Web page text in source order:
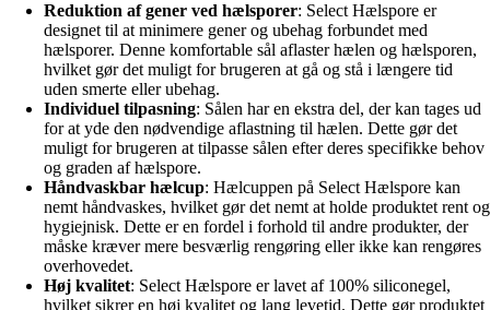
Reduktion af gener ved hælsporer: Select Hælspore er
designet til at minimere gener og ubehag forbundet med
hælsporer. Denne komfortable sål aflaster hælen og hælsporen,
hvilket gør det muligt for brugeren at gå og stå i længere tid
uden smerte eller ubehag.
Individuel tilpasning: Sålen har en ekstra del, der kan tages ud
for at yde den nødvendige aflastning til hælen. Dette gør det
muligt for brugeren at tilpasse sålen efter deres specifikke behov
og graden af hælspore.
Håndvaskbar hælcup: Hælcuppen på Select Hælspore kan
nemt håndvaskes, hvilket gør det nemt at holde produktet rent og
hygiejnisk. Dette er en fordel i forhold til andre produkter, der
måske kræver mere besværlig rengøring eller ikke kan rengøres
overhovedet.
Høj kvalitet: Select Hælspore er lavet af 100% siliconegel,
hvilket sikrer en høj kvalitet og lang levetid. Dette gør produktet